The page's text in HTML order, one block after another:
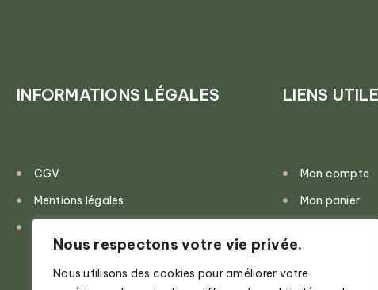
Nous respectons votre vie privée.
Nous utilisons des cookies pour améliorer votre
INFORMATIONS LÉGALES
CGV
Mentions légales
LIENS
Mon compte
Mon panier
Validation